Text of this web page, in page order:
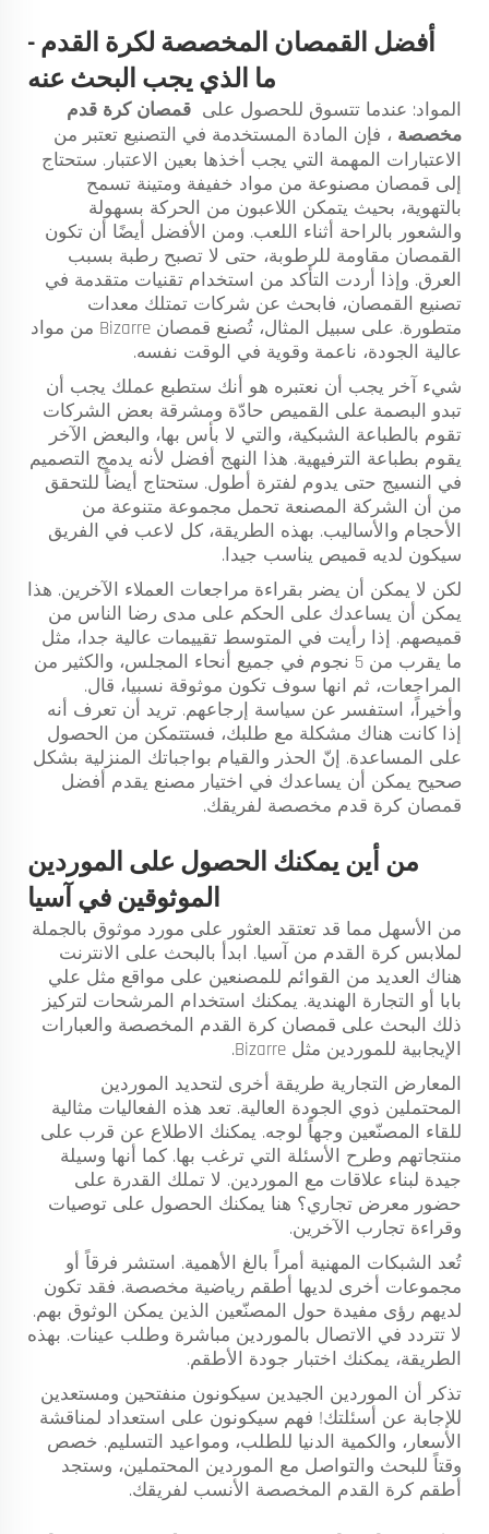
أفضل القمصان المخصصة لكرة القدم -
ما الذي يجب البحث عنه
المواد: عندما تتسوق للحصول على قمصان كرة قدم
مخصصة ، فإن المادة المستخدمة في التصنيع تعتبر من
الاعتبارات المهمة التي يجب أخذها بعين الاعتبار. ستحتاج
إلى قمصان مصنوعة من مواد خفيفة ومتينة تسمح
بالتهوية، بحيث يتمكن اللاعبون من الحركة بسهولة
والشعور بالراحة أثناء اللعب. ومن الأفضل أيضًا أن تكون
القمصان مقاومة للرطوبة، حتى لا تصبح رطبة بسبب
العرق. وإذا أردت التأكد من استخدام تقنيات متقدمة في
تصنيع القمصان، فابحث عن شركات تمتلك معدات
متطورة. على سبيل المثال، تُصنع قمصان Bizarre من مواد
عالية الجودة، ناعمة وقوية في الوقت نفسه.
شيء آخر يجب أن نعتبره هو أنك ستطبع عملك يجب أن
تبدو البصمة على القميص حادّة ومشرقة بعض الشركات
تقوم بالطباعة الشبكية، والتي لا بأس بها، والبعض الآخر
يقوم بطباعة الترفيهية. هذا النهج أفضل لأنه يدمج التصميم
في النسيج حتى يدوم لفترة أطول. ستحتاج أيضاً للتحقق
من أن الشركة المصنعة تحمل مجموعة متنوعة من
الأحجام والأساليب. بهذه الطريقة، كل لاعب في الفريق
سيكون لديه قميص يناسب جيدا.
لكن لا يمكن أن يضر بقراءة مراجعات العملاء الآخرين. هذا
يمكن أن يساعدك على الحكم على مدى رضا الناس من
قميصهم. إذا رأيت في المتوسط تقييمات عالية جدا، مثل
ما يقرب من 5 نجوم في جميع أنحاء المجلس، والكثير من
المراجعات، ثم انها سوف تكون موثوقة نسبيا، قال.
وأخيراً، استفسر عن سياسة إرجاعهم. تريد أن تعرف أنه
إذا كانت هناك مشكلة مع طلبك، فستتمكن من الحصول
على المساعدة. إنّ الحذر والقيام بواجباتك المنزلية بشكل
صحيح يمكن أن يساعدك في اختيار مصنع يقدم أفضل
قمصان كرة قدم مخصصة لفريقك.
من أين يمكنك الحصول على الموردين
الموثوقين في آسيا
من الأسهل مما قد تعتقد العثور على مورد موثوق بالجملة
لملابس كرة القدم من آسيا. ابدأ بالبحث على الانترنت
هناك العديد من القوائم للمصنعين على مواقع مثل علي
بابا أو التجارة الهندية. يمكنك استخدام المرشحات لتركيز
ذلك البحث على قمصان كرة القدم المخصصة والعبارات
الإيجابية للموردين مثل Bizarre.
المعارض التجارية طريقة أخرى لتحديد الموردين
المحتملين ذوي الجودة العالية. تعد هذه الفعاليات مثالية
للقاء المصنّعين وجهاً لوجه. يمكنك الاطلاع عن قرب على
منتجاتهم وطرح الأسئلة التي ترغب بها. كما أنها وسيلة
جيدة لبناء علاقات مع الموردين. لا تملك القدرة على
حضور معرض تجاري؟ هنا يمكنك الحصول على توصيات
وقراءة تجارب الآخرين.
تُعد الشبكات المهنية أمراً بالغ الأهمية. استشر فرقاً أو
مجموعات أخرى لديها أطقم رياضية مخصصة. فقد تكون
لديهم رؤى مفيدة حول المصنّعين الذين يمكن الوثوق بهم.
لا تتردد في الاتصال بالموردين مباشرة وطلب عينات. بهذه
الطريقة، يمكنك اختبار جودة الأطقم.
تذكر أن الموردين الجيدين سيكونون منفتحين ومستعدين
للإجابة عن أسئلتك! فهم سيكونون على استعداد لمناقشة
الأسعار، والكمية الدنيا للطلب، ومواعيد التسليم. خصص
وقتاً للبحث والتواصل مع الموردين المحتملين، وستجد
أطقم كرة القدم المخصصة الأنسب لفريقك.